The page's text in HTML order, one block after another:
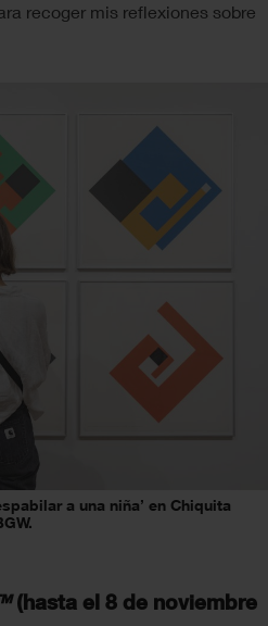
recoger mis reflexiones sobre
a una niña’ en Chiquita
(hasta el 8 de noviembre